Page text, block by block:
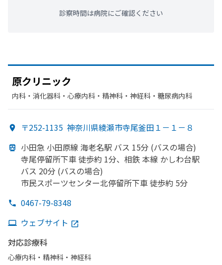
診察時間は病院にご確認ください
原クリニック
内科・​消化器科・​心療内科・​精神科・神経科・​糖尿病内科
〒252-1135 神奈川県綾瀬市寺尾釜田１－１－８
小田急 小田原線 海老名駅 バス 15分 (バスの場合)
寺尾停留所下車 徒歩約 1分、 相鉄 本線 かしわ台駅
バス 20分 (バスの場合)
市民スポーツセンター北停留所下車 徒歩約 5分
0467-79-8348
ウェブサイト
対応診療科
心療内科・​精神科・神経科